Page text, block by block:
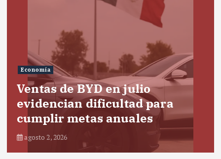
Economía
Ventas de BYD en julio
evidencian dificultad para
cumplir metas anuales
agosto 2, 2026